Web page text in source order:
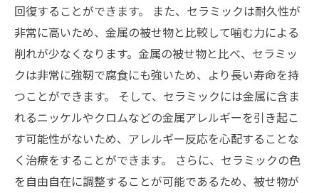
回復することができます。 また、セラミックは耐久性が
非常に高いため、金属の被せ物と比較して噛む力による
削れが少なくなります。金属の被せ物と比べ、セラミッ
クは非常に強靭で腐食にも強いため、より長い寿命を持
つことができます。 そして、セラミックには金属に含ま
れるニッケルやクロムなどの金属アレルギーを引き起こ
す可能性がないため、アレルギー反応を心配することな
く治療をすることができます。 さらに、セラミックの色
を自由自在に調整することが可能であるため、被せ物が